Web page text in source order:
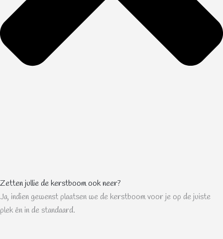
Zetten jullie de kerstboom ook neer?
Ja, indien gewenst plaatsen we de kerstboom voor je op de juiste
plek én in de standaard.